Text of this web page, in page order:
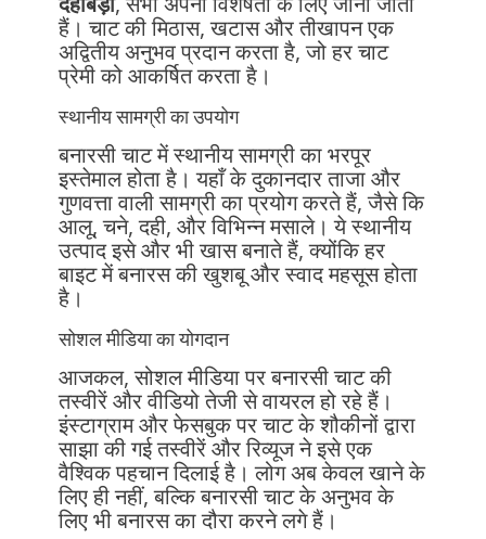
हैं। चाट की मिठास, खटास और तीखापन एक
अद्वितीय अनुभव प्रदान करता है, जो हर चाट
प्रेमी को आकर्षित करता है।
स्थानीय सामग्री का उपयोग
बनारसी चाट में स्थानीय सामग्री का भरपूर
इस्तेमाल होता है। यहाँ के दुकानदार ताजा और
गुणवत्ता वाली सामग्री का प्रयोग करते हैं, जैसे कि
आलू, चने, दही, और विभिन्न मसाले। ये स्थानीय
उत्पाद इसे और भी खास बनाते हैं, क्योंकि हर
बाइट में बनारस की खुशबू और स्वाद महसूस होता
है।
सोशल मीडिया का योगदान
आजकल, सोशल मीडिया पर बनारसी चाट की
तस्वीरें और वीडियो तेजी से वायरल हो रहे हैं।
इंस्टाग्राम और फेसबुक पर चाट के शौकीनों द्वारा
साझा की गई तस्वीरें और रिव्यूज ने इसे एक
वैश्विक पहचान दिलाई है। लोग अब केवल खाने के
लिए ही नहीं, बल्कि बनारसी चाट के अनुभव के
लिए भी बनारस का दौरा करने लगे हैं।